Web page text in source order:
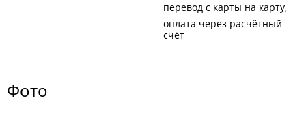
перевод с карты на карту
оплата через расчётный
счёт
Фото